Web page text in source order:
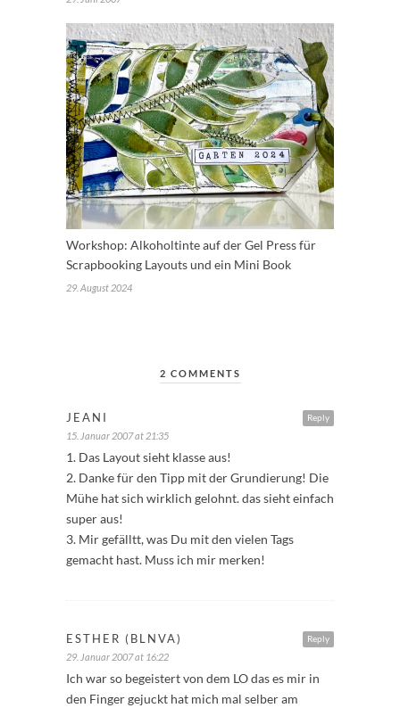
Workshop: Alkoholtinte auf der Gel Press für
Scrapbooking Layouts und ein Mini Book
29. August 2024
2 COMMENTS
Reply
JEANI
15. Januar 2007 at 21:35
1. Das Layout sieht klasse aus!
2. Danke für den Tipp mit der Grundierung! Die
Mühe hat sich wirklich gelohnt. das sieht einfach
super aus!
3. Mir gefälltt, was Du mit den vielen Tags
gemacht hast. Muss ich mir merken!
Reply
ESTHER (BLNVA)
29. Januar 2007 at 16:22
Ich war so begeistert von dem LO das es mir in
den Finger gejuckt hat mich mal selber am